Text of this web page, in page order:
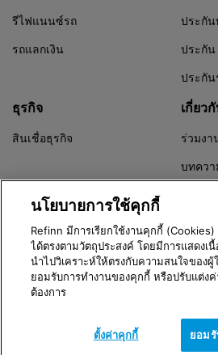
รีไฟแนนซ์รถ
รถแลกเงิน
ประกั
ประกัน
ประกัน
ธุรกิจ
สินเชื่อธุรกิจ
เกี่ยวกั
ร่วมงา
บทควา
Version 3.8.0
© 2016 - 2026 Refinn | Xponential
นโยบายการใช้คุกกี้
Refinn มีการเรียกใช้งานคุกกี้ (Cookies)
ได้ตรงตามวัตถุประสงค์ โดยมีการแสดงเ
นำไปวิเคราะห์ให้ตรงกับความสนใจของ
ยอมรับการทำงานของคุกกี้ หรือปรับแต่ง
ต้องการ
ตั้งค่าคุกกี้ ยอม